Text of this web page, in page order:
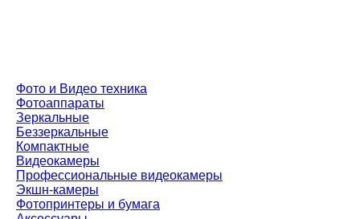
Фото и Видео техника
Фотоаппараты
Зеркальные
Беззеркальные
Компактные
Видеокамеры
Профессиональные видеокамеры
Экшн-камеры
Фотопринтеры и бумага